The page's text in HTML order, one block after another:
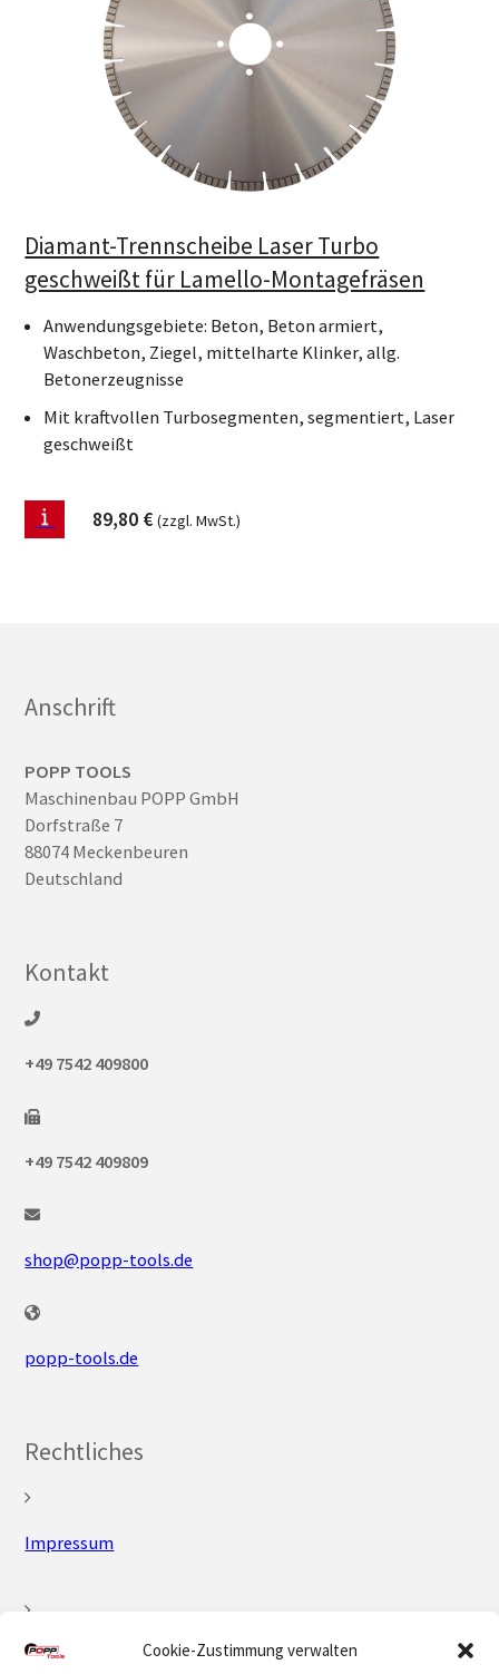
Cookie-Zustimmung verwalten
Diamant-Trennscheibe Laser Turbo
geschweißt für Lamello-Montagefräsen
Anwendungsgebiete: Beton, Beton armiert,
Waschbeton, Ziegel, mittelharte Klinker, allg.
Betonerzeugnisse
Mit kraftvollen Turbosegmenten, segmentiert, Laser
geschweißt
89,80 € (zzgl. MwSt.)
Anschrift
POPP TOOLS
Maschinenbau POPP GmbH
Dorfstraße 7
88074 Meckenbeuren
Deutschland
Kontakt
+49 7542 409800
+49 7542 409809
shop@popp-tools.de
popp-tools.de
Rechtliches
Impressum
Datenschutz